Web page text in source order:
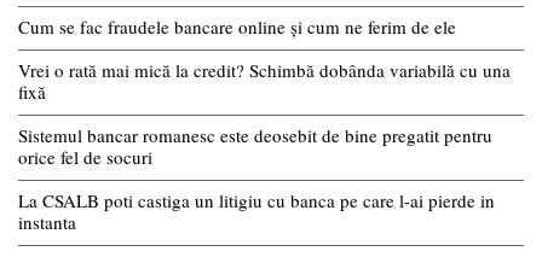
Cum se fac fraudele bancare online și cum ne ferim de ele
Vrei o rată mai mică la credit? Schimbă dobânda variabilă cu una
fixă
Sistemul bancar romanesc este deosebit de bine pregatit pentru
orice fel de socuri
La CSALB poti castiga un litigiu cu banca pe care l-ai pierde in
instanta